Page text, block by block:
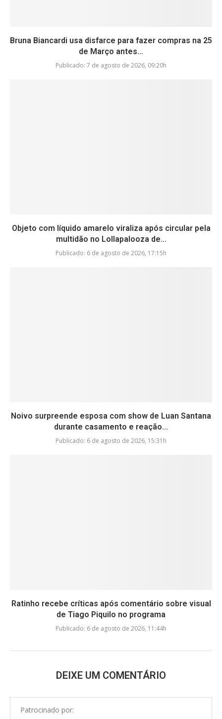
Bruna Biancardi usa disfarce para fazer compras na 25
de Março antes...
Publicado: 7 de agosto de 2026, 09:20h
Objeto com líquido amarelo viraliza após circular pela
multidão no Lollapalooza de...
Publicado: 6 de agosto de 2026, 17:15h
Noivo surpreende esposa com show de Luan Santana
durante casamento e reação...
Publicado: 6 de agosto de 2026, 15:31h
Ratinho recebe críticas após comentário sobre visual
de Tiago Piquilo no programa
Publicado: 6 de agosto de 2026, 11:44h
DEIXE UM COMENTÁRIO